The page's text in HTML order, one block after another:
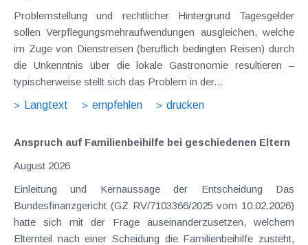
Problemstellung und rechtlicher Hintergrund Tagesgelder
sollen Verpflegungsmehraufwendungen ausgleichen, welche
im Zuge von Dienstreisen (beruflich bedingten Reisen) durch
die Unkenntnis über die lokale Gastronomie resultieren –
typischerweise stellt sich das Problem in der...
Langtext
empfehlen drucken
Anspruch auf Familienbeihilfe bei geschiedenen Eltern
August 2026
Einleitung und Kernaussage der Entscheidung Das
Bundesfinanzgericht (GZ RV/7103366/2025 vom 10.02.2026)
hatte sich mit der Frage auseinanderzusetzen, welchem
Elternteil nach einer Scheidung die Familienbeihilfe zusteht,